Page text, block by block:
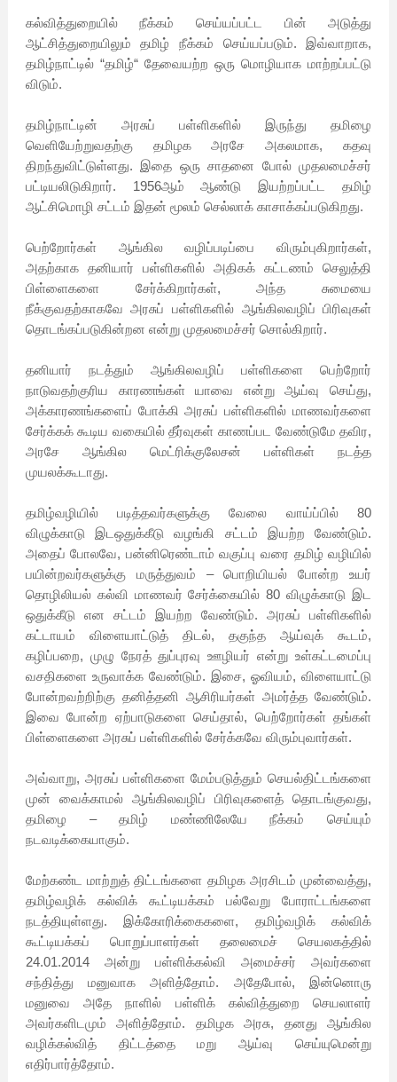
கல்வித்துறையில் நீக்கம் செய்யப்பட்ட பின் அடுத்து
ஆட்சித்துறையிலும் தமிழ் நீக்கம் செய்யப்படும். இவ்வாறாக,
தமிழ்நாட்டில் “தமிழ்“ தேவையற்ற ஒரு மொழியாக மாற்றப்பட்டு
விடும்.
தமிழ்நாட்டின் அரசுப் பள்ளிகளில் இருந்து தமிழை
வெளியேற்றுவதற்கு தமிழக அரசே அகலமாக, கதவு
திறந்துவிட்டுள்ளது. இதை ஒரு சாதனை போல் முதலமைச்சர்
பட்டியலிடுகிறார். 1956ஆம் ஆண்டு இயற்றப்பட்ட தமிழ்
ஆட்சிமொழி சட்டம் இதன் மூலம் செல்லாக் காசாக்கப்படுகிறது.
பெற்றோர்கள் ஆங்கில வழிப்படிப்பை விரும்புகிறார்கள்,
அதற்காக தனியார் பள்ளிகளில் அதிகக் கட்டணம் செலுத்தி
பிள்ளைகளை சேர்க்கிறார்கள், அந்த சுமையை
நீக்குவதற்காகவே அரசுப் பள்ளிகளில் ஆங்கிலவழிப் பிரிவுகள்
தொடங்கப்படுகின்றன என்று முதலமைச்சர் சொல்கிறார்.
தனியார் நடத்தும் ஆங்கிலவழிப் பள்ளிகளை பெற்றோர்
நாடுவதற்குரிய காரணங்கள் யாவை என்று ஆய்வு செய்து,
அக்காரணங்களைப் போக்கி அரசுப் பள்ளிகளில் மாணவர்களை
சேர்க்கக் கூடிய வகையில் தீர்வுகள் காணப்பட வேண்டுமே தவிர,
அரசே ஆங்கில மெட்ரிக்குலேசன் பள்ளிகள் நடத்த
முயலக்கூடாது.
தமிழ்வழியில் படித்தவர்களுக்கு வேலை வாய்ப்பில் 80
விழுக்காடு இடஒதுக்கீடு வழங்கி சட்டம் இயற்ற வேண்டும்.
அதைப் போலவே, பன்னிரெண்டாம் வகுப்பு வரை தமிழ் வழியில்
பயின்றவர்களுக்கு மருத்துவம் – பொறியியல் போன்ற உயர்
தொழிலியல் கல்வி மாணவர் சேர்க்கையில் 80 விழுக்காடு இட
ஒதுக்கீடு என சட்டம் இயற்ற வேண்டும். அரசுப் பள்ளிகளில்
கட்டாயம் விளையாட்டுத் திடல், தகுந்த ஆய்வுக் கூடம்,
கழிப்பறை, முழு நேரத் துப்புரவு ஊழியர் என்று உள்கட்டமைப்பு
வசதிகளை உருவாக்க வேண்டும். இசை, ஓவியம், விளையாட்டு
போன்றவற்றிற்கு தனித்தனி ஆசிரியர்கள் அமர்த்த வேண்டும்.
இவை போன்ற ஏற்பாடுகளை செய்தால், பெற்றோர்கள் தங்கள்
பிள்ளைகளை அரசுப் பள்ளிகளில் சேர்க்கவே விரும்புவார்கள்.
அவ்வாறு, அரசுப் பள்ளிகளை மேம்படுத்தும் செயல்திட்டங்களை
முன் வைக்காமல் ஆங்கிலவழிப் பிரிவுகளைத் தொடங்குவது,
தமிழை – தமிழ் மண்ணிலேயே நீக்கம் செய்யும்
நடவடிக்கையாகும்.
மேற்கண்ட மாற்றுத் திட்டங்களை தமிழக அரசிடம் முன்வைத்து,
தமிழ்வழிக் கல்விக் கூட்டியக்கம் பல்வேறு போராட்டங்களை
நடத்தியுள்ளது. இக்கோரிக்கைகளை, தமிழ்வழிக் கல்விக்
கூட்டியக்கப் பொறுப்பாளர்கள் தலைமைச் செயலகத்தில்
24.01.2014 அன்று பள்ளிக்கல்வி அமைச்சர் அவர்களை
சந்தித்து மனுவாக அளித்தோம். அதேபோல், இன்னொரு
மனுவை அதே நாளில் பள்ளிக் கல்வித்துறை செயலாளர்
அவர்களிடமும் அளித்தோம். தமிழக அரசு, தனது ஆங்கில
வழிக்கல்வித் திட்டத்தை மறு ஆய்வு செய்யுமென்று
எதிர்பார்த்தோம்.